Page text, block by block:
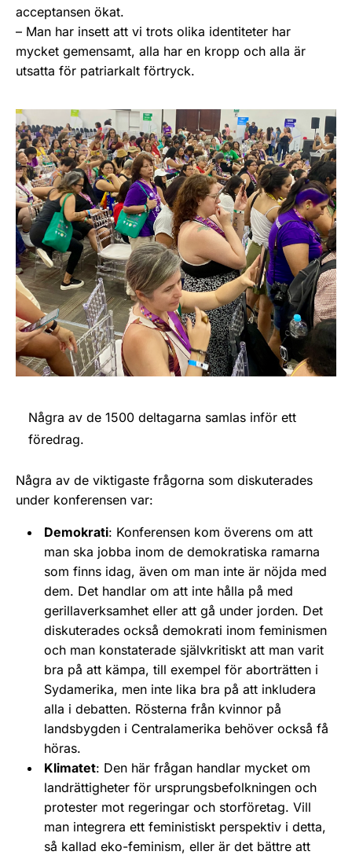
acceptansen ökat.
– Man har insett att vi trots olika identiteter har
mycket gemensamt, alla har en kropp och alla är
utsatta för patriarkalt förtryck.
Några av de 1500 deltagarna samlas inför ett
föredrag.
Några av de viktigaste frågorna som diskuterades
under konferensen var:
Demokrati: Konferensen kom överens om att
man ska jobba inom de demokratiska ramarna
som finns idag, även om man inte är nöjda med
dem. Det handlar om att inte hålla på med
gerillaverksamhet eller att gå under jorden. Det
diskuterades också demokrati inom feminismen
och man konstaterade självkritiskt att man varit
bra på att kämpa, till exempel för aborträtten i
Sydamerika, men inte lika bra på att inkludera
alla i debatten. Rösterna från kvinnor på
landsbygden i Centralamerika behöver också få
höras.
Klimatet: Den här frågan handlar mycket om
landrättigheter för ursprungsbefolkningen och
protester mot regeringar och storföretag. Vill
man integrera ett feministiskt perspektiv i detta,
så kallad eko-feminism, eller är det bättre att